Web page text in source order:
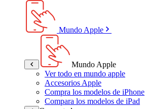
Mundo Apple
Mundo Apple
Ver todo en mundo apple
Accesorios Apple
Compra los modelos de iPhone
Compara los modelos de iPad